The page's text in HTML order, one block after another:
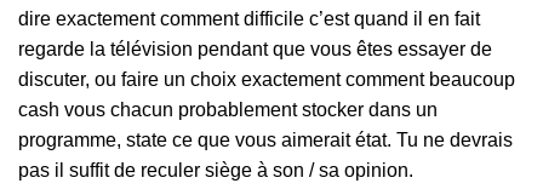
dire exactement comment difficile c’est quand il en fait
regarde la télévision pendant que vous êtes essayer de
discuter, ou faire un choix exactement comment beaucoup
cash vous chacun probablement stocker dans un
programme, state ce que vous aimerait état. Tu ne devrais
pas il suffit de reculer siège à son / sa opinion.